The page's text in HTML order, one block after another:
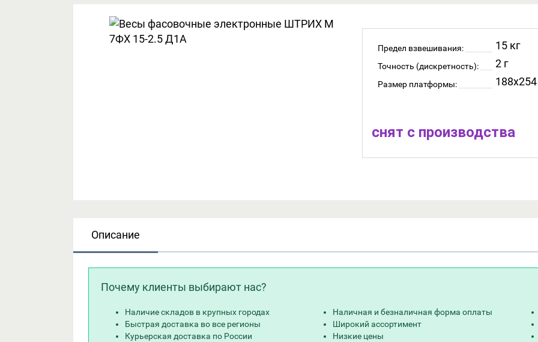
Предел взвешивания: 15 кг
Точность (дискретность): 2 г
Размер платформы:
снят с производства
Описание
Почему клиенты выбирают нас?
Наличие складов в крупных городах
Быстрая доставка во все регионы
Курьерская доставка по России
Наличная и безналичная форма оплаты
Широкий ассортимент
Низкие цены